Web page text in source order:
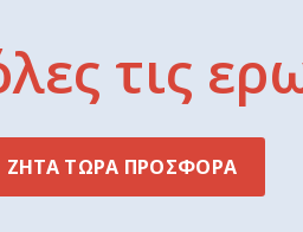
τις
ΖΗΤΑ ΤΩΡΑ ΠΡΟΣΦΟΡΑ